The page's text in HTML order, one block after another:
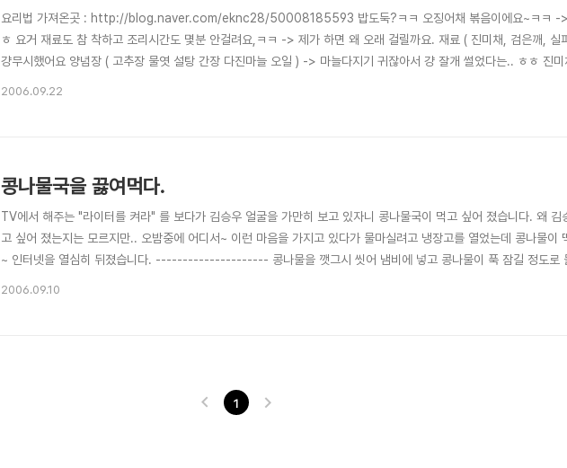
요리법 가져온곳 : http://blog.naver.com/eknc28/50008185593 밥도둑?ㅋㅋ 오징어채 볶음이에요~ㅋㅋ ->
ㅎ 요거 재료도 참 착하고 조리시간도 몇분 안걸려요,ㅋㅋ -> 제가 하면 왜 오래 걸릴까요. 재료 ( 진미채, 검은깨,
걍무시했어요 양념장 ( 고추장 물엿 설탕 간장 다진마늘 오일 ) -> 마늘다지기 귀잖아서 걍 잘개 썰었다는.. ㅎㅎ 진
2006.09.22
콩나물국을 끓여먹다.
TV에서 해주는 "라이터를 켜라" 를 보다가 김승우 얼굴을 가만히 보고 있자니 콩나물국이 먹고 싶어 졌습니다. 왜 김
고 싶어 졌는지는 모르지만.. 오밤중에 어디서~ 이런 마음을 가지고 있다가 물마실려고 냉장고를 열었는데 콩나물이
~ 인터넷을 열심히 뒤졌습니다. --------------------- 콩나물을 깻그시 씻어 냄비에 넣고 콩나물이 푹 잠길 정도로
2006.09.10
1